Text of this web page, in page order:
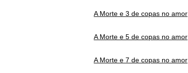
A Morte e 3 de copas no amor
A Morte e 5 de copas no amor
A Morte e 7 de copas no amor